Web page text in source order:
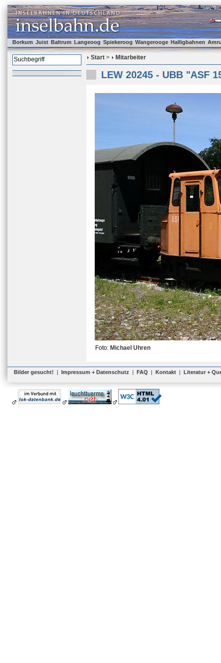
Borkum Juist Baltrum Langeoog Spiekeroog Wangerooge Halligbahnen
Start > Mitarbeiter
LEW 20245 - UBB "ASF
Foto: Michael Uhren
Bilder gesucht! | Impressum + Datenschutz | FAQ | Kontakt | Literatur +